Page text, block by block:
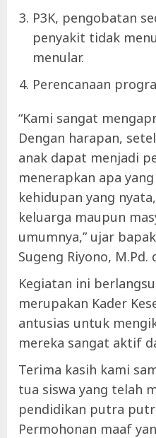
P3K, pengobatan
penyakit tidak
menular.
Perencanaan
“Kami sangat
Dengan harapan,
anak dapat menjadi
menerapkan apa
kehidupan yang
keluarga maupun
umumnya,” ujar
Sugeng Riyono,
Kegiatan ini
merupakan Kader
antusias untuk
mereka sangat aktif
Terima kasih kami
tua siswa yang telah
pendidikan putra
Permohonan maaf